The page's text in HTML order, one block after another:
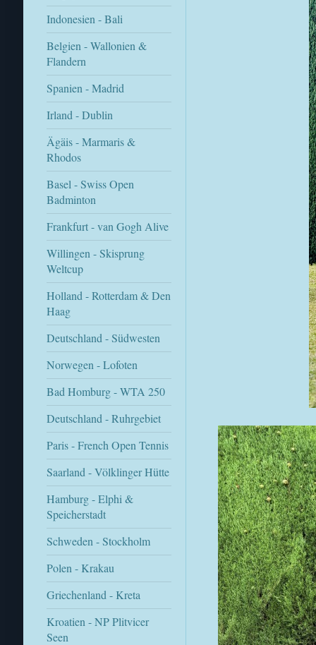
Indonesien - Bali
Belgien - Wallonien &
Flandern
Spanien - Madrid
Irland - Dublin
Ägäis - Marmaris &
Rhodos
Basel - Swiss Open
Badminton
Frankfurt - van Gogh Alive
Willingen - Skisprung
Weltcup
Holland - Rotterdam & Den
Haag
Deutschland - Südwesten
Norwegen - Lofoten
Bad Homburg - WTA 250
Deutschland - Ruhrgebiet
Paris - French Open Tennis
Saarland - Völklinger Hütte
Hamburg - Elphi &
Speicherstadt
Schweden - Stockholm
Polen - Krakau
Griechenland - Kreta
Kroatien - NP Plitvicer
Seen